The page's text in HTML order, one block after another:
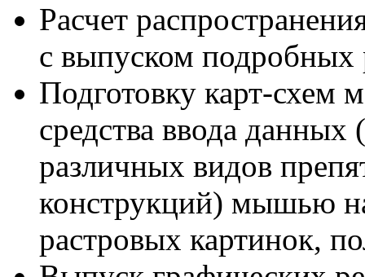
Расчет
с выпуском подробных
Подготовку карт-схем
средства ввода
различных видов
конструкций) мышью
растровых картинок,